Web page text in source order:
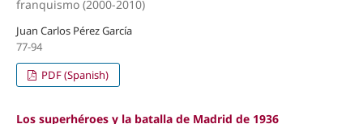
franquismo (2000-2010)
Juan Carlos Pérez García
77-94
PDF (Spanish)
Los superhéroes y la batalla de Madrid de 1936